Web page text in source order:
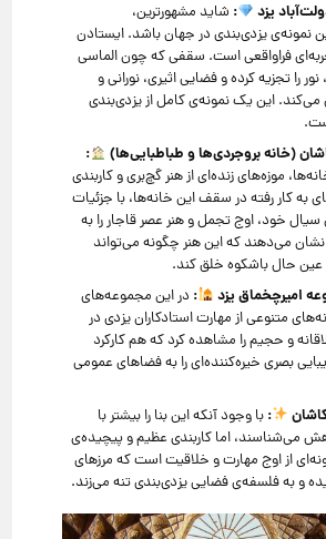
یزد : شاید مشهورترین،
نمونه‌ی یزدی‌بندی در جهان باشد. ایستادن
فراواقعی است. سقفی که چون الماسی
را تجزیه کرده و فضایی اثیری، نورانی و
این یک نمونه‌ی کامل از یزدی‌بندی
(خانه بروجردی‌ها و طباطبایی‌ها) :
موزه‌های زنده‌ای از هنر گچ‌بری و کاربندی
به کار رفته در سقف این خانه‌ها، با جزئیات
سیال خود، اوج تجمل و هنر عصر قاجار را به
می‌دهند که این هنر چگونه می‌تواند
حال باشکوه خلق کند.
امیرچخماق یزد : در این مجموعه‌های
متنوعی از مهارت استادکاران یزدی در
و حجیم را مشاهده کرد که هم کارکرد
بصری خیره‌کننده‌ای را به فضاهای عمومی
: با وجود آنکه این بنا را بیشتر با
می‌شناسند، اما کاربندی عظیم و پیچیده‌ی
از اوج مهارت و خلاقیت است که مرزهای
و به فلسفه‌ی فضایی یزدی‌بندی تنه می‌زند.